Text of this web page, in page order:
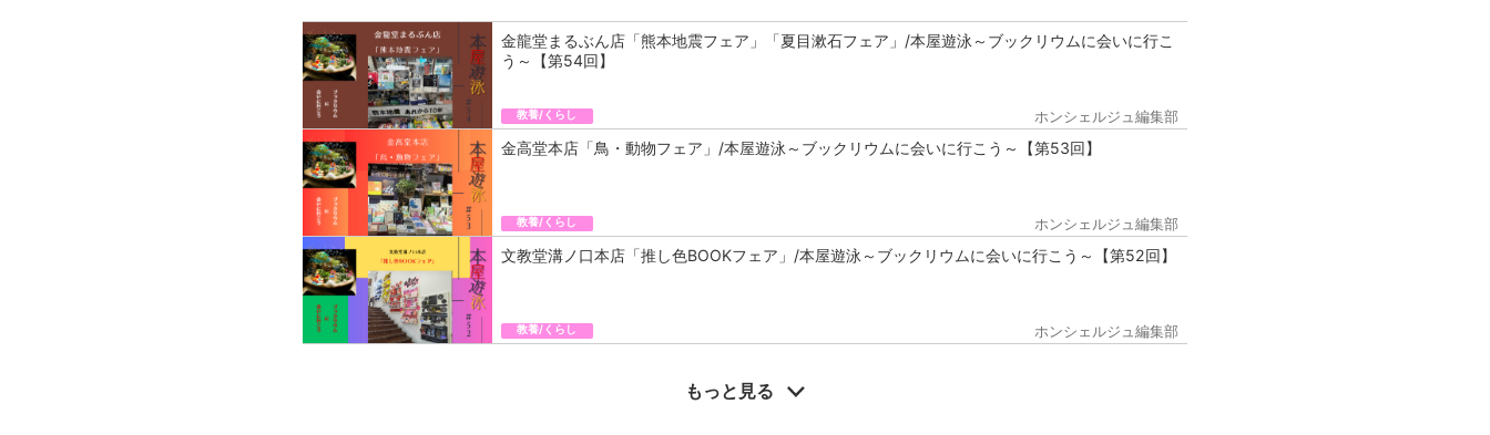
金龍堂まるぶん店「熊本地震フェア」「夏目漱石フェア」/本屋遊泳～ブックリウムに会いに行こ
う～【第54回】
教養/くらし ホンシェルジュ編集部
金高堂本店「鳥・動物フェア」/本屋遊泳～ブックリウムに会いに行こう～【第53回】
教養/くらし ホンシェルジュ編集部
文教堂溝ノ口本店「推し色BOOKフェア」/本屋遊泳～ブックリウムに会いに行こう～【第52回】
教養/くらし ホンシェルジュ編集部
もっと見る